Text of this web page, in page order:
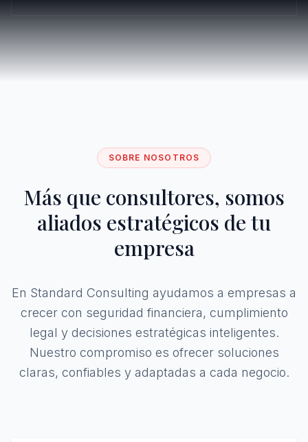
SOBRE NOSOTROS
Más que consultores, somos
aliados estratégicos de tu
empresa
En Standard Consulting ayudamos a empresas a
crecer con seguridad financiera, cumplimiento
legal y decisiones estratégicas inteligentes.
Nuestro compromiso es ofrecer soluciones
claras, confiables y adaptadas a cada negocio.